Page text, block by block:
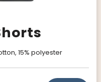
15% polyester